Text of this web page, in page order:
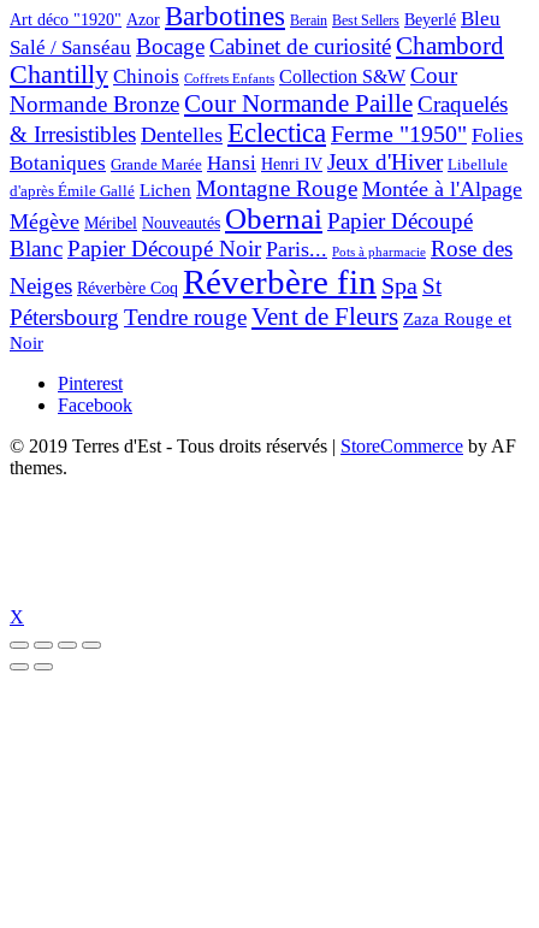
Art déco "1920" Azor Barbotines Berain Best Sellers Beyerlé Bleu
Salé / Sanséau BocageCabinet de curiositéChambord
Chantilly Chinois Coffrets Enfants Collection S&W Cour
Normande BronzeCour Normande PailleCraquelés
& Irresistibles Dentelles EclecticaFerme "1950" Folies
Botaniques Grande Marée Hansi Henri IV Jeux d'Hiver Libellule
d'après Émile Gallé Lichen Montagne Rouge Montée à l'Alpage
Mégève Méribel Nouveautés ObernaiPapier Découpé
BlancPapier Découpé Noir Paris... Pots à pharmacie Rose des
Neiges Réverbère Coq Réverbère fin Spa St
Pétersbourg Tendre rougeVent de Fleurs Zaza Rouge et
Noir
Pinterest
Facebook
© 2019 Terres d'Est - Tous droits réservés
StoreCommerce by AF
themes.
X